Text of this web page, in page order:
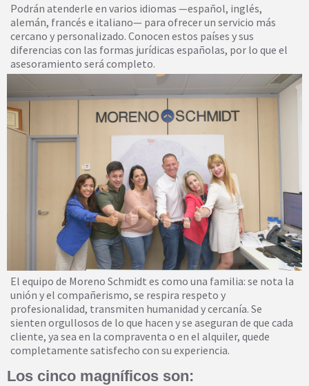
Podrán atenderle en varios idiomas —español, inglés,
alemán, francés e italiano— para ofrecer un servicio más
cercano y personalizado. Conocen estos países y sus
diferencias con las formas jurídicas españolas, por lo que el
asesoramiento será completo.
El equipo de Moreno Schmidt es como una familia: se nota la
unión y el compañerismo, se respira respeto y
profesionalidad, transmiten humanidad y cercanía. Se
sienten orgullosos de lo que hacen y se aseguran de que cada
cliente, ya sea en la compraventa o en el alquiler, quede
completamente satisfecho con su experiencia.
Los cinco magníficos son: